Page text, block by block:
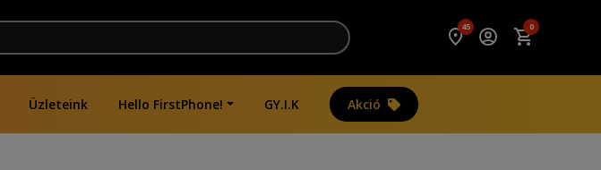
45 0
Üzleteink Hello FirstPhone! GY.I.K Akció